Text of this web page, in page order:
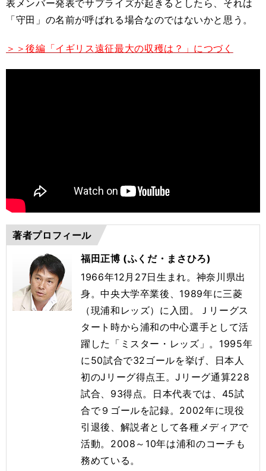
表メンバー発表でサプライズが起きるとしたら、それは
「守田」の名前が呼ばれる場合なのではないかと思う。
＞＞後編「イギリス遠征最大の収穫は？」につづく
著者プロフィール
福田正博 (ふくだ・まさひろ)
1966年12月27日生まれ。神奈川県出
身。中央大学卒業後、1989年に三菱
（現浦和レッズ）に入団。Ｊリーグス
タート時から浦和の中心選手として活
躍した「ミスター・レッズ」。1995年
に50試合で32ゴールを挙げ、日本人
初のJリーグ得点王。Jリーグ通算228
試合、93得点。日本代表では、45試
合で９ゴールを記録。2002年に現役
引退後、解説者として各種メディアで
活動。2008～10年は浦和のコーチも
務めている。